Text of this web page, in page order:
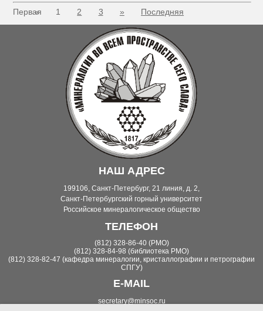
Первая
« 1 2 3 » Последняя
НАШ АДРЕС
199106, Санкт-Петербург, 21 линия, д. 2,
Санкт-Петербургский горный университет
Российское минералогическое общество
ТЕЛЕФОН
(812) 328-86-40 (РМО)
(812) 328-84-98 (библиотека РМО)
(812) 328-82-47 (кафедра минералогии, кристаллографии и петрографии
СПГУ)
E-MAIL
secretary@minsoc.ru